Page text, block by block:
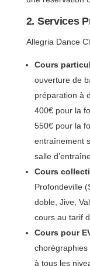
2. Services
Allegria Dance
Cours
ouverture de
préparation à
400€ pour la
550€ pour la
entraînement
salle
Cours
Profondeville
doble, Jive,
cours au tarif
Cours pour
chorégraphies
à tous les